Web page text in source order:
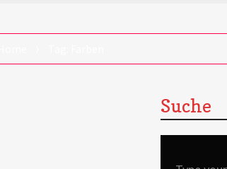
Suche